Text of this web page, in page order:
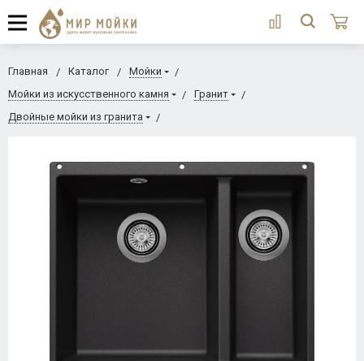
Главная Каталог
Мойки
Мойки из искусственного камня
Гранит
Двойные мойки из гранита